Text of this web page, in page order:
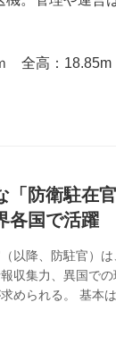
全高：
「防衛駐在
各国で活躍
以降、防駐官）
収集力、異国で
められる。 基本
ことがある。そ
るようだ。 防駐